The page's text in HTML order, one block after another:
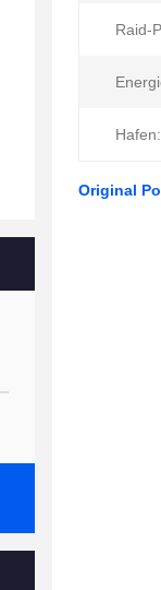
Raid-
Hafen:
Original